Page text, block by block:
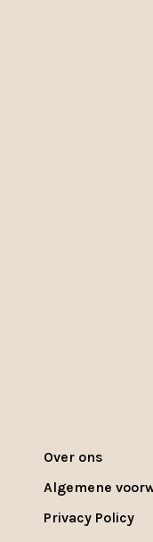
Over ons
Algemene
Privacy Policy